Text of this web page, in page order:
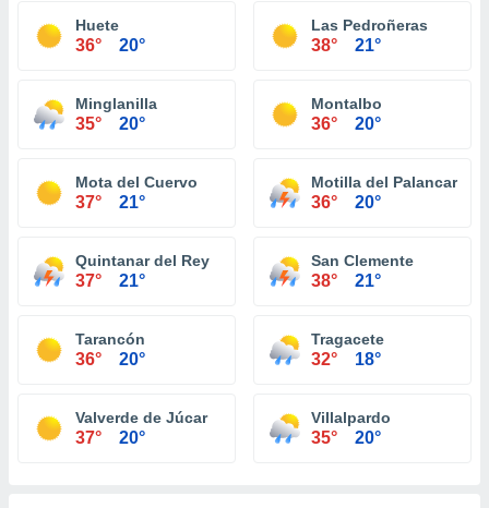
Huete
36° 20°
Las Pedroñeras
38° 21°
Minglanilla
35° 20°
Montalbo
36° 20°
Mota del Cuervo
37° 21°
Motilla del Palancar
36° 20°
Quintanar del Rey
37° 21°
San Clemente
38° 21°
Tarancón
36° 20°
Tragacete
32° 18°
Valverde de Júcar
37° 20°
Villalpardo
35° 20°